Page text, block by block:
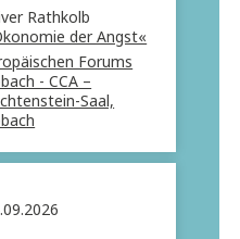
Rathkolb
der Angst«
Forums
- CCA –
Saal,